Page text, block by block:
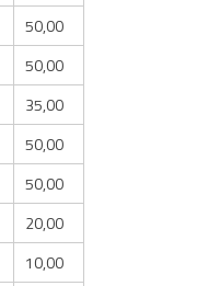
50,00
50,00
35,00
50,00
50,00
20,00
10,00